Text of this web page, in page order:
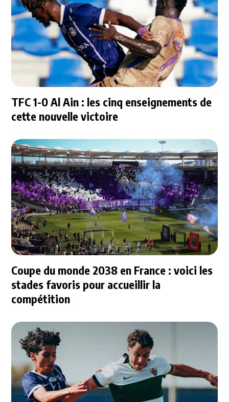
TFC 1-0 Al Ain : les cinq enseignements de
cette nouvelle victoire
Coupe du monde 2038 en France : voici les
stades favoris pour accueillir la
compétition